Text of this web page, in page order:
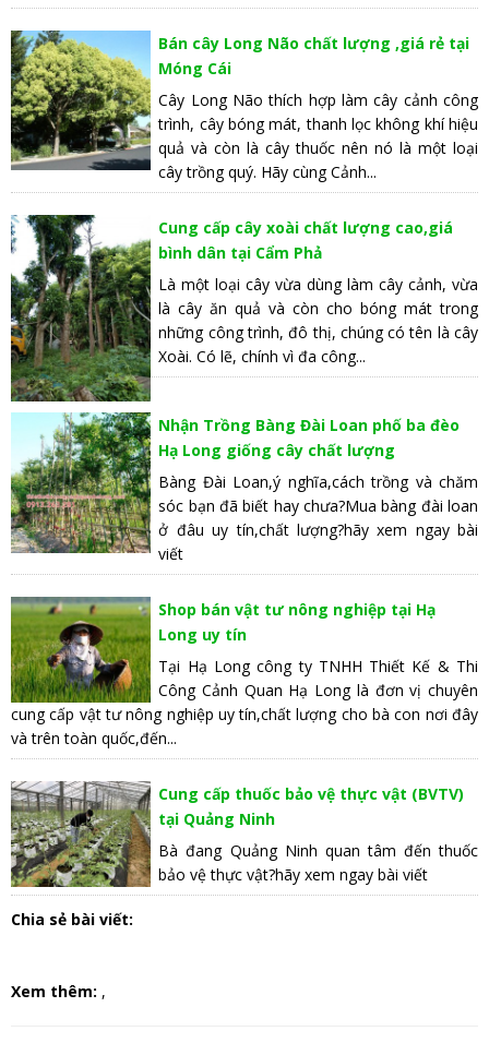
Bán cây Long Não chất lượng ,giá rẻ tại
Móng Cái
Cây Long Não thích hợp làm cây cảnh công
trình, cây bóng mát, thanh lọc không khí hiệu
quả và còn là cây thuốc nên nó là một loại
cây trồng quý. Hãy cùng Cảnh...
Cung cấp cây xoài chất lượng cao,giá
bình dân tại Cẩm Phả
Là một loại cây vừa dùng làm cây cảnh, vừa
là cây ăn quả và còn cho bóng mát trong
những công trình, đô thị, chúng có tên là cây
Xoài. Có lẽ, chính vì đa công...
Nhận Trồng Bàng Đài Loan phố ba đèo
Hạ Long giống cây chất lượng
Bàng Đài Loan,ý nghĩa,cách trồng và chăm
sóc bạn đã biết hay chưa?Mua bàng đài loan
ở đâu uy tín,chất lượng?hãy xem ngay bài
viết
Shop bán vật tư nông nghiệp tại Hạ
Long uy tín
Tại Hạ Long công ty TNHH Thiết Kế & Thi
Công Cảnh Quan Hạ Long là đơn vị chuyên
cung cấp vật tư nông nghiệp uy tín,chất lượng cho bà con nơi đây
và trên toàn quốc,đến...
Cung cấp thuốc bảo vệ thực vật (BVTV)
tại Quảng Ninh
Bà đang Quảng Ninh quan tâm đến thuốc
bảo vệ thực vật?hãy xem ngay bài viết
Chia sẻ bài viết:
Xem thêm: ,